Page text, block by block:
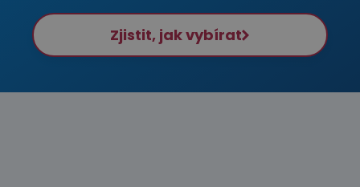
Zjistit, jak vybírat